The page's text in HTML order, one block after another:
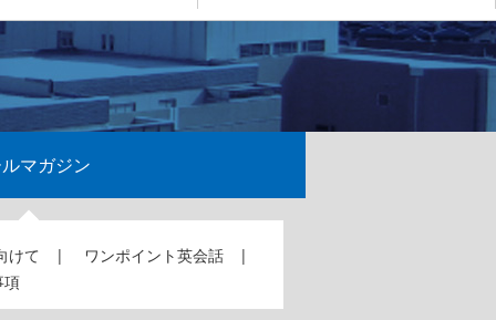
マガジン
けて
ワンポイント英会話
項